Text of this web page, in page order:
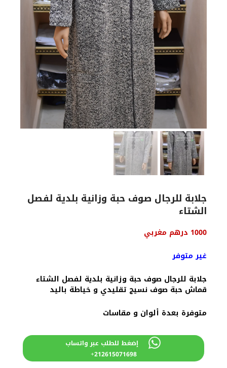
جلابة للرجال صوف حبة وزانية بلدية لفصل
الشتاء
1000 درهم مغربي
غير متوفر
جلابة للرجال صوف حبة وزانية بلدية لفصل الشتاء
قماش حبة صوف نسيج تقليدي و خياطة باليد
متوفرة بعدة ألوان و مقاسات
إضغط للطلب عبر واتساب
212615071698+